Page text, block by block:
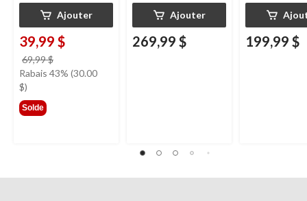
Ajouter
39,99 $
69,99 $
était
Rabais 43% (30.00
$)
Solde
Ajouter
269,99 $ 199,99 $